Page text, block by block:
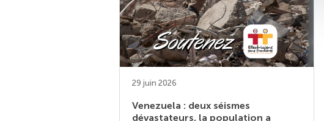
29 juin 2026
Venezuela : deux séismes
dévastateurs, la population a